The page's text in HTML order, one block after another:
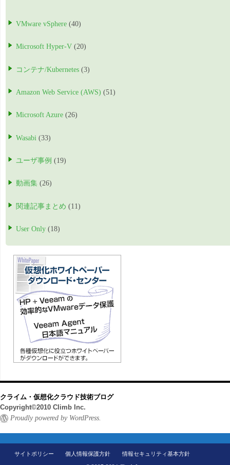
VMware vSphere (40)
Microsoft Hyper-V (20)
コンテナ/Kubernetes (3)
Amazon Web Service (AWS) (51)
Microsoft Azure (26)
Wasabi (33)
ユーザ事例 (19)
動画集 (26)
関連記事まとめ (11)
User Only (18)
クライム・仮想化クラウド技術ブログ
Copyright©2010 Climb Inc.
Proudly powered by WordPress.
サイトポリシー 個人情報保護方針 情報セキュリティ基本方針